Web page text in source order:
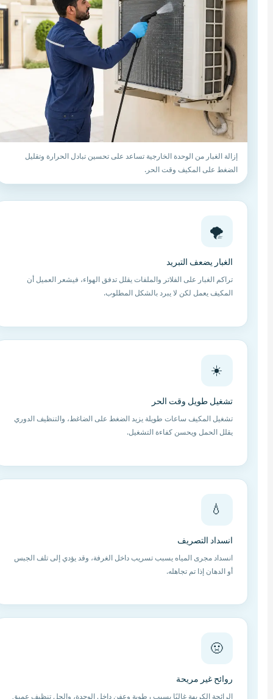
إزالة الغبار من الوحدة الخارجية تساعد على تحسين تبادل الحرارة وتقليل
الضغط على المكيف وقت الحر.
🌪️
الغبار يضعف التبريد
تراكم الغبار على الفلاتر والملفات يقلل تدفق الهواء، فيشعر العميل أن
المكيف يعمل لكن لا يبرد بالشكل المطلوب.
☀️
تشغيل طويل وقت الحر
تشغيل المكيف ساعات طويلة يزيد الضغط على الضاغط، والتنظيف الدوري
يقلل الحمل ويحسن كفاءة التشغيل.
💧
انسداد التصريف
انسداد مجرى المياه يسبب تسريب داخل الغرفة، وقد يؤدي إلى تلف الجبس
أو الدهان إذا تم تجاهله.
🤢
روائح غير مريحة
الرائحة الكريهة غالبًا بسبب رطوبة وعفن داخل الوحدة، والحل تنظيف عميق